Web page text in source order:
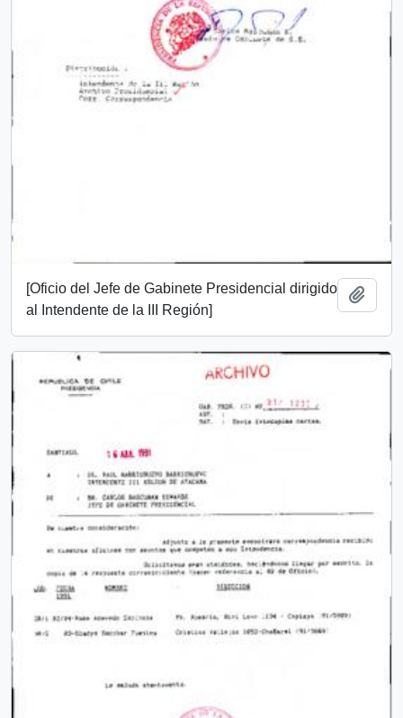
[Oficio del Jefe de Gabinete Presidencial dirigido
al Intendente de la III Región]